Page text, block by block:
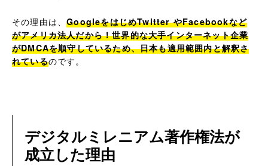
その理由は、GoogleをはじめTwitter やFacebookなど
がアメリカ法人だから！世界的な大手インターネット企業
がDMCAを順守しているため、日本も適用範囲内と解釈さ
れているのです。
デジタルミレニアム著作権法が
成立した理由